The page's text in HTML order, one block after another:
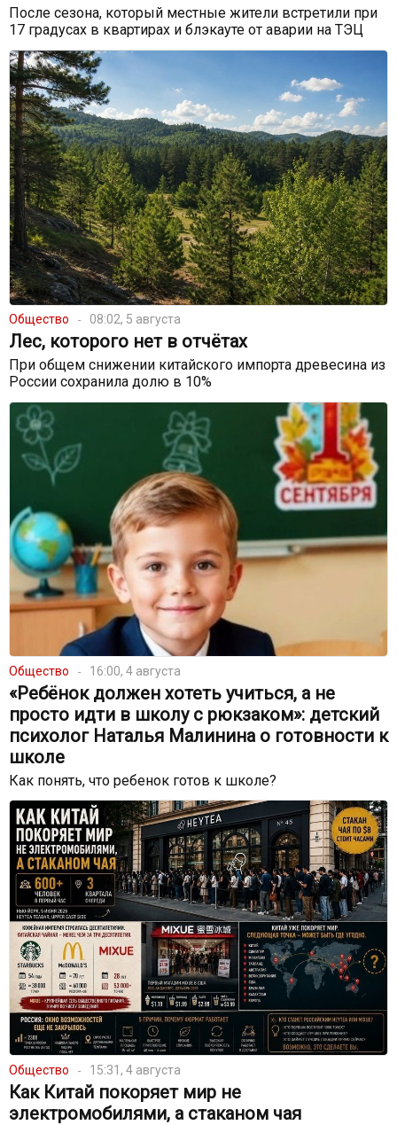
После сезона, который местные жители встретили при
17 градусах в квартирах и блэкауте от аварии на ТЭЦ
Общество 08:02, 5 августа
Лес, которого нет в отчётах
При общем снижении китайского импорта древесина из
России сохранила долю в 10%
Общество 16:00, 4 августа
«Ребёнок должен хотеть учиться, а не
просто идти в школу с рюкзаком»: детский
психолог Наталья Малинина о готовности к
школе
Как понять, что ребенок готов к школе?
Общество 15:31, 4 августа
Как Китай покоряет мир не
электромобилями, а стаканом чая